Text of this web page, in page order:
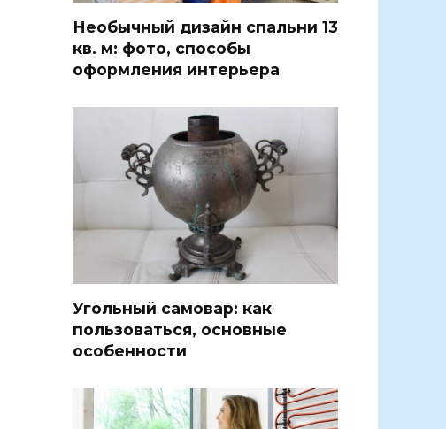
Необычный дизайн спальни 13
кв. м: фото, способы
оформления интерьера
Угольный самовар: как
пользоваться, основные
особенности